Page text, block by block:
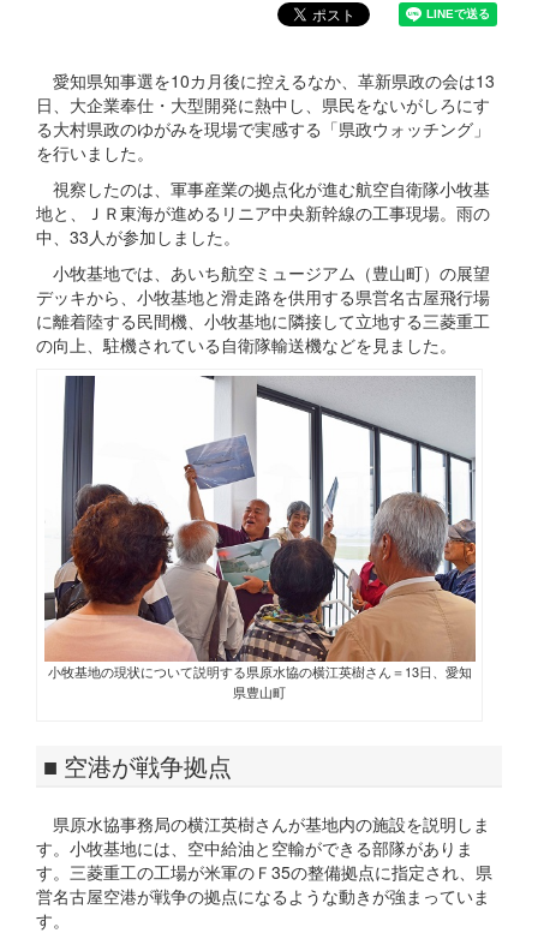
愛知県知事選を10カ月後に控えるなか、革新県政の会は13
日、大企業奉仕・大型開発に熱中し、県民をないがしろにす
る大村県政のゆがみを現場で実感する「県政ウォッチング」
を行いました。
視察したのは、軍事産業の拠点化が進む航空自衛隊小牧基
地と、ＪＲ東海が進めるリニア中央新幹線の工事現場。雨の
中、33人が参加しました。
小牧基地では、あいち航空ミュージアム（豊山町）の展望
デッキから、小牧基地と滑走路を供用する県営名古屋飛行場
に離着陸する民間機、小牧基地に隣接して立地する三菱重工
の向上、駐機されている自衛隊輸送機などを見ました。
小牧基地の現状について説明する県原水協の横江英樹さん＝13日、愛知
県豊山町
■ 空港が戦争拠点
県原水協事務局の横江英樹さんが基地内の施設を説明しま
す。小牧基地には、空中給油と空輸ができる部隊がありま
す。三菱重工の工場が米軍のＦ35の整備拠点に指定され、県
営名古屋空港が戦争の拠点になるような動きが強まっていま
す。